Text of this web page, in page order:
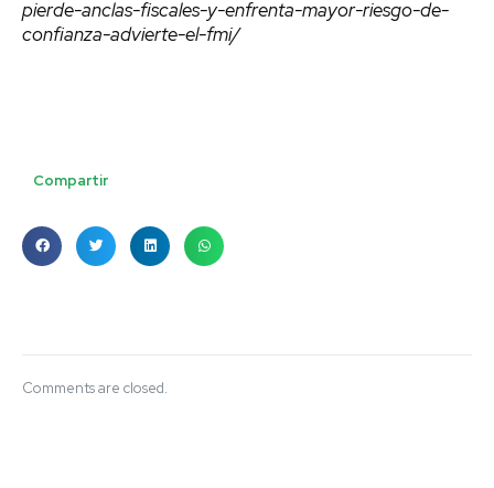
pierde-anclas-fiscales-y-enfrenta-mayor-riesgo-de-
confianza-advierte-el-fmi/
Compartir
Comments are closed.